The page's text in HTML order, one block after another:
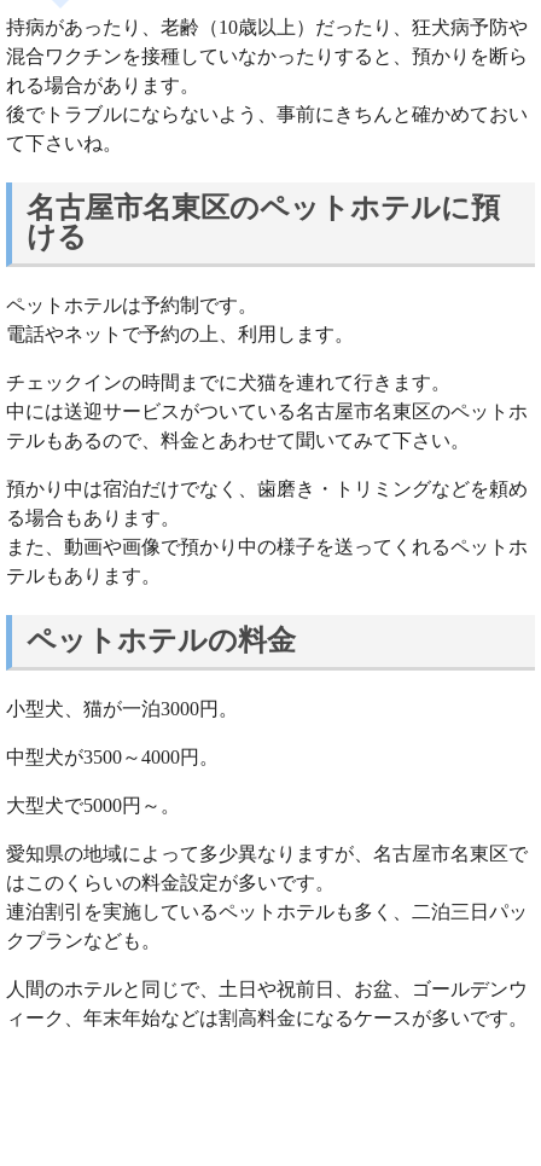
持病があったり、老齢（10歳以上）だったり、狂犬病予防や
混合ワクチンを接種していなかったりすると、預かりを断ら
れる場合があります。
後でトラブルにならないよう、事前にきちんと確かめておい
て下さいね。
名古屋市名東区のペットホテルに預
ける
ペットホテルは予約制です。
電話やネットで予約の上、利用します。
チェックインの時間までに犬猫を連れて行きます。
中には送迎サービスがついている名古屋市名東区のペットホ
テルもあるので、料金とあわせて聞いてみて下さい。
預かり中は宿泊だけでなく、歯磨き・トリミングなどを頼め
る場合もあります。
また、動画や画像で預かり中の様子を送ってくれるペットホ
テルもあります。
ペットホテルの料金
小型犬、猫が一泊3000円。
中型犬が3500～4000円。
大型犬で5000円～。
愛知県の地域によって多少異なりますが、名古屋市名東区で
はこのくらいの料金設定が多いです。
連泊割引を実施しているペットホテルも多く、二泊三日パッ
クプランなども。
人間のホテルと同じで、土日や祝前日、お盆、ゴールデンウ
ィーク、年末年始などは割高料金になるケースが多いです。